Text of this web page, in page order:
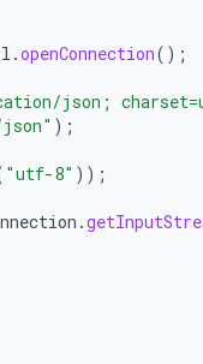
.openConnection();
json;
);
"utf-8" ));
.